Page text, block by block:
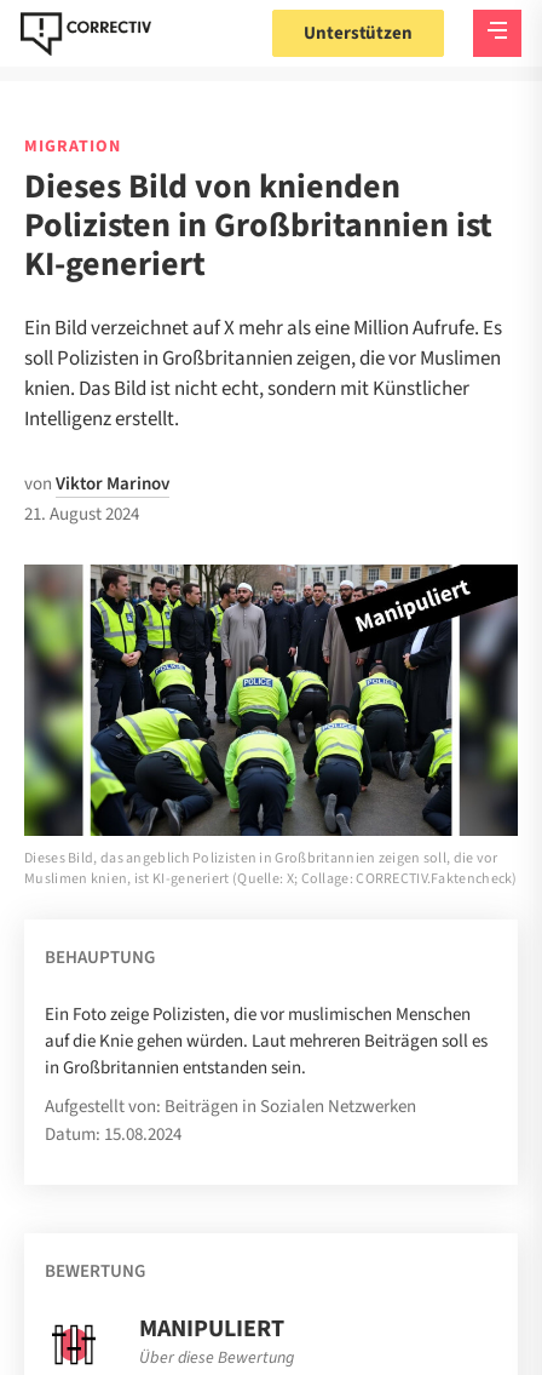
Unterstützen
MIGRATION
Dieses Bild von knienden
Polizisten in Großbritannien ist
KI-generiert
Ein Bild verzeichnet auf X mehr als eine Million Aufrufe. Es
soll Polizisten in Großbritannien zeigen, die vor Muslimen
knien. Das Bild ist nicht echt, sondern mit Künstlicher
Intelligenz erstellt.
vonViktor Marinov
21. August 2024
Dieses Bild, das angeblich Polizisten in Großbritannien zeigen soll, die vor
Muslimen knien, ist KI-generiert (Quelle: X; Collage: CORRECTIV.Faktencheck)
BEHAUPTUNG
Ein Foto zeige Polizisten, die vor muslimischen Menschen
auf die Knie gehen würden. Laut mehreren Beiträgen soll es
in Großbritannien entstanden sein.
Aufgestellt von: Beiträgen in Sozialen Netzwerken
Datum: 15.08.2024
BEWERTUNG
MANIPULIERT
Über diese Bewertung